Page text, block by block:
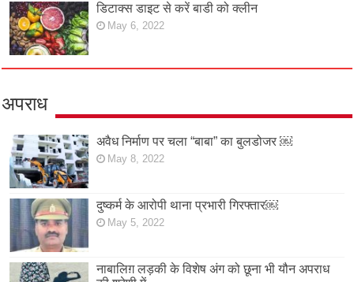
डिटाक्स डाइट से करें बाडी को क्लीन
May 6, 2022
अपराध
अवैध निर्माण पर चला “बाबा” का बुलडोजर ￼
May 8, 2022
दुष्कर्म के आरोपी थाना प्रभारी गिरफ्तार￼
May 5, 2022
नाबालिग़ लड़की के विशेष अंग को छूना भी यौन अपराध